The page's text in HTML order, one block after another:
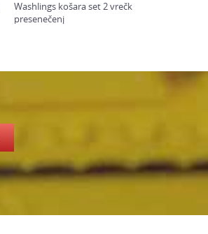
Washlings košara set 2 vrečk
presenečenj